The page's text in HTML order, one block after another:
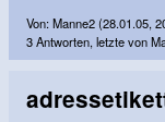
Von: Manne2 (28.01.05,
3 Antworten, letzte von